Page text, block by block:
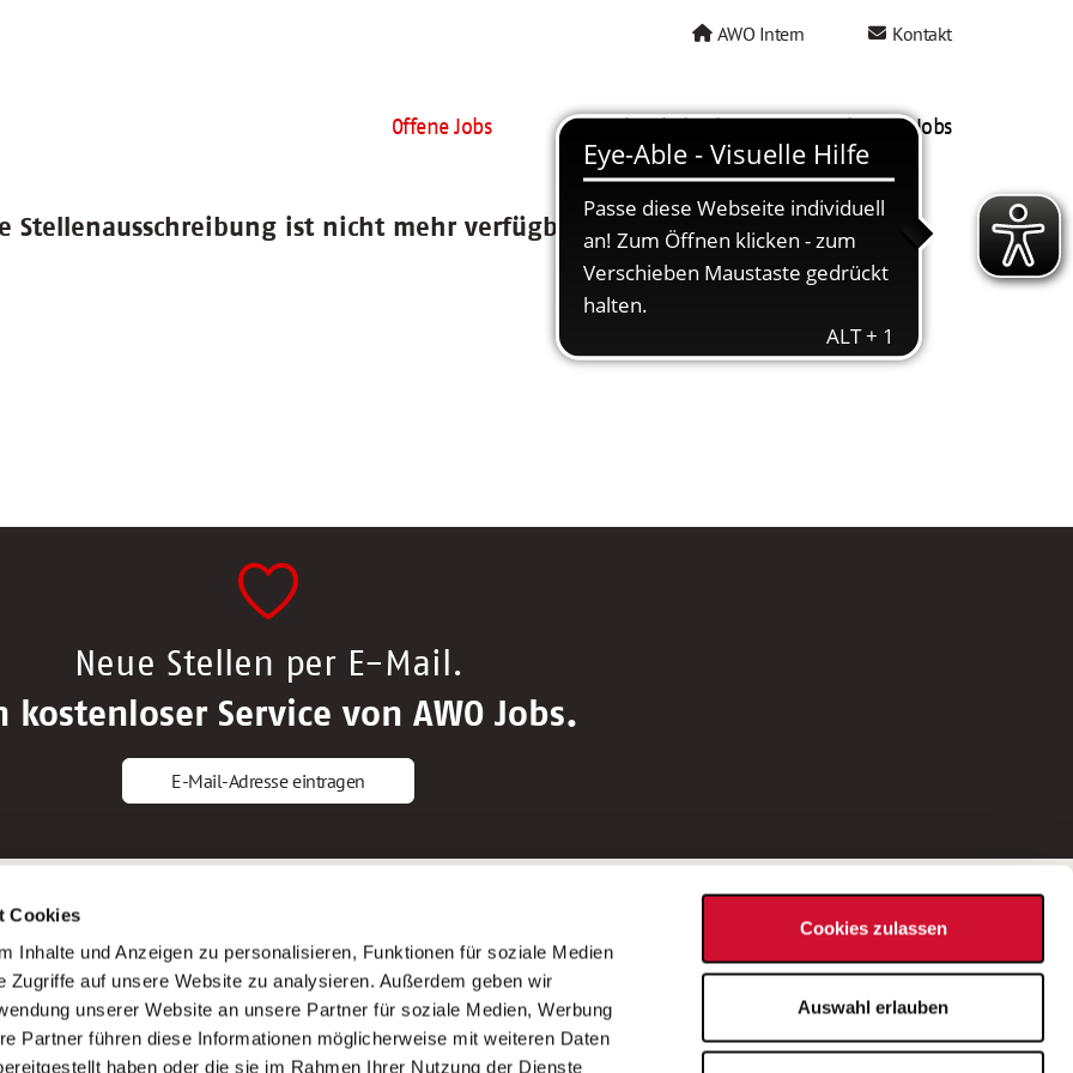
Cookies
Inhalte und Anzeigen zu personalisieren, Funktionen für soziale Medien
Zugriffe auf unsere Website zu analysieren. Außerdem geben wir
unserer Website an unsere Partner für soziale Medien, Werbung
Partner führen diese Informationen möglicherweise mit weiteren Daten
haben oder die sie im Rahmen Ihrer Nutzung der Dienste
Cookies zulassen
Auswahl erlauben
AWO Intern Kontakt
Offene Jobs AWO als Arbeitgeber Mein AWO Jobs
Stellenausschreibung ist nicht mehr verfügbar.
Neue Stellen per E-Mail.
kostenloser Service von AWO Jobs.
E-Mail-Adresse eintragen
Altenpfleger*in
Krankenpfleger*in
Altenpflegehelfer*in
Erzieher*in
AWO Gliederungen nach Bundesland
Stellenangebote nach Bundesländern
Sitemap
Impressum
Datenschutz
Bei Fragen zu einer Stellenausschreibung
wenden Sie sich bitte an die*den in der
Stellenausschreibung genannte*n